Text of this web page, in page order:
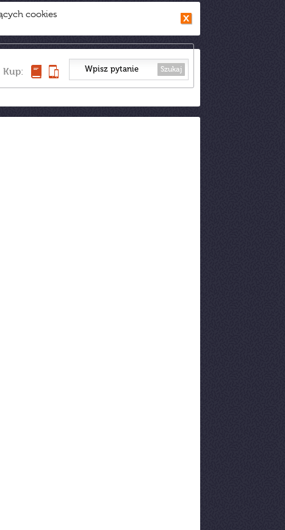
cookies
Kup: Szukaj